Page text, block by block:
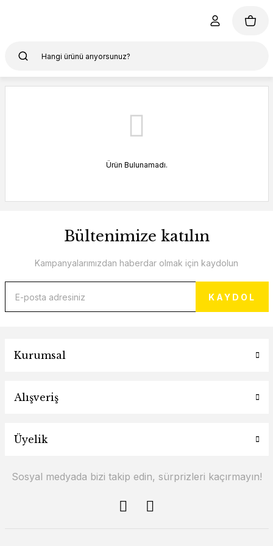
Ürün Bulunamadı.
Bültenimize katılın
Kampanyalarımızdan haberdar olmak için kaydolun
KAYDOL
Kurumsal
Alışveriş
Üyelik
Sosyal medyada bizi takip edin, sürprizleri kaçırmayın!